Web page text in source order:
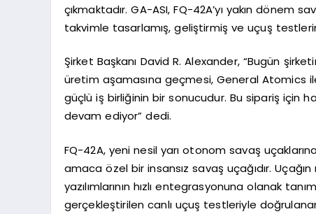
çıkmaktadır. GA-ASI, FQ-42A’yı yakın dönem
takvimle tasarlamış, geliştirmiş ve uçuş
Şirket Başkanı David R. Alexander, “Bugün
üretim aşamasına geçmesi, General Atomics
güçlü iş birliğinin bir sonucudur. Bu sipariş için
devam ediyor” dedi.
FQ-42A, yeni nesil yarı otonom savaş
amaca özel bir insansız savaş uçağıdır.
yazılımlarının hızlı entegrasyonuna olanak
gerçekleştirilen canlı uçuş testleriyle